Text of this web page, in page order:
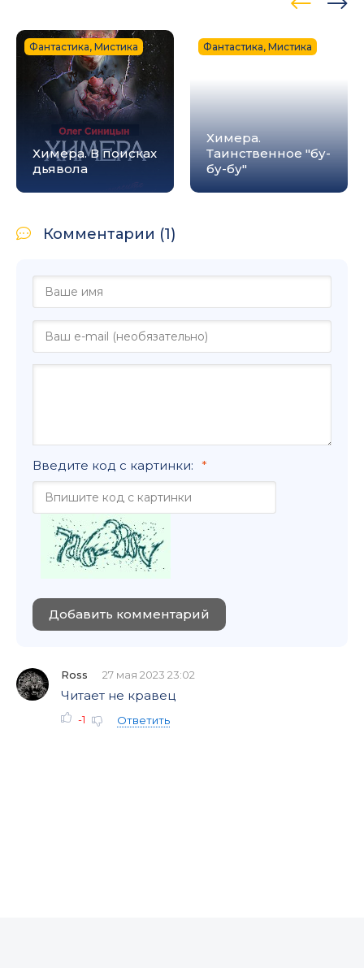
Химера. В поисках
дьявола
Фантастика, Мистика
Химера.
Таинственное "бу-
бу-бу"
Фантастика, Мистика
Комментарии (1)
Введите код с картинки:
Добавить комментарий
Ross 27 мая 2023 23:02
Читает не кравец
-1 Ответить